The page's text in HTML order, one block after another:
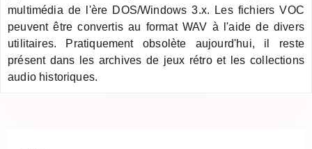
multimédia de l'ère DOS/Windows 3.x. Les fichiers VOC
peuvent être convertis au format WAV à l'aide de divers
utilitaires. Pratiquement obsolète aujourd'hui, il reste
présent dans les archives de jeux rétro et les collections
audio historiques.